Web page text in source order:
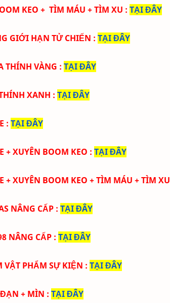
KEO + TÌM MÁU + TÌM XU : TẠI ĐÂY
GIỚI HẠN TỬ CHIẾN : TẠI ĐÂY
THÍNH VÀNG : TẠI ĐÂY
XANH : TẠI ĐÂY
: TẠI ĐÂY
+XUYÊN BOOM KEO : TẠI ĐÂY
+XUYÊN BOOM KEO + TÌM MÁU + TÌM XU
NÂNG CẤP : TẠI ĐÂY
NÂNG CẤP : TẠI ĐÂY
VẬT PHẨM SỰ KIỆN : TẠI ĐÂY
ĐẠN + MÌN : TẠI ĐÂY